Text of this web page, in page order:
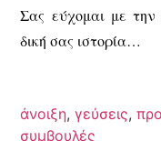
Σας εύχομαι με την
δική σας ιστορία…
άνοιξη,γεύσεις,
συμβουλές